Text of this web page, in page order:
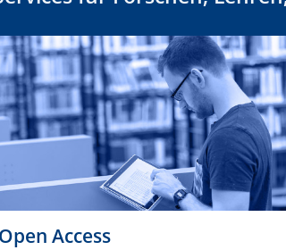
Open Access